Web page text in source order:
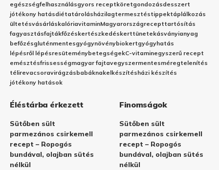
egészségfelhasználásgyors receptköretgondozásdesszert
jótékony hatásdiétatárolásházilagtermesztéstippektáplálkozás
ültetésvásárláskalóriavitaminMagyarországrecepttartósítás
fagyasztásfajtákfőzéskertészkedéskerttünetekásványianyag
befőzésgluténmentesgyógynövénybiokertgyógyhatás
lépésről lépésresüteménybetegségekC-vitaminegyszerű recept
emésztésfrissességmagyar fajtavegyszermentesméregtelenítés
télirevacsoravirágzásbabáknakelkészítésházi készítés
jótékony hatások
Éléstárba érkezett
Sütőben sült
parmezános csirkemell
recept – Ropogós
bundával, olajban sütés
nélkül
Finomságok
Sütőben sült
parmezános csirkemell
recept – Ropogós
bundával, olajban sütés
nélkül